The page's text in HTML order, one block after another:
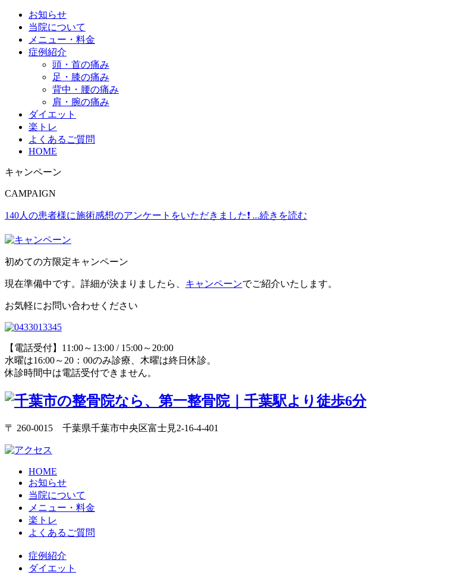
お知らせ
当院について
メニュー・料金
症例紹介
頭・首の痛み
足・膝の痛み
背中・腰の痛み
肩・腕の痛み
ダイエット
楽トレ
よくあるご質問
HOME
キャンペーン
CAMPAIGN
140人の患者様に施術感想のアンケートをいただきました❗ ...続きを読む
初めての方限定キャンペーン
現在準備中です。詳細が決まりましたら、 キャンペーンでご紹介いたします。
お気軽にお問い合わせください
【電話受付】11:00～13:00 / 15:00～20:00
水曜は16:00～20：00のみ診療、木曜は終日休診。
休診時間中は電話受付できません。
〒 260-0015 千葉県千葉市中央区富士見2-16-4-401
HOME
お知らせ
当院について
メニュー・料金
楽トレ
よくあるご質問
症例紹介
ダイエット